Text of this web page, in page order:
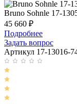
Bruno Sohnle 17-
45 660 ₽
Подробнее
Задать вопрос
Артикул 17-13016-